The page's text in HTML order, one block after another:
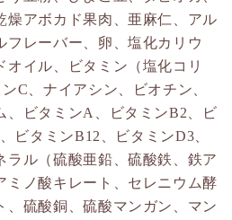
燥アボカド果肉、亜麻仁、アル
フレーバー、卵、塩化カリウ
オイル、ビタミン（塩化コリ
C、ナイアシン、ビオチン、
、ビタミンA、ビタミンB2、ビ
ビタミンB12、ビタミンD3、
ラル（硫酸亜鉛、硫酸鉄、鉄ア
ミノ酸キレート、セレニウム酵
、硫酸銅、硫酸マンガン、マン